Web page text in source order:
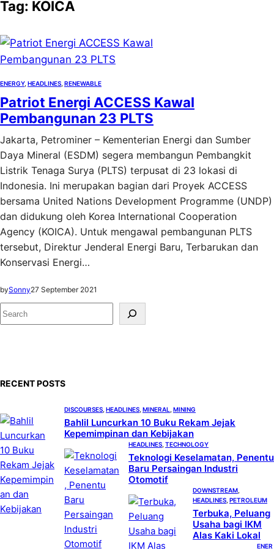
Tag: KOICA
ENERGY, HEADLINES RENEWABLE
Patriot Energi ACCESS Kawal
Pembangunan 23 PLTS
Jakarta, Petrominer – Kementerian Energi dan Sumber
Daya Mineral (ESDM) segera membangun Pembangkit
Listrik Tenaga Surya (PLTS) terpusat di 23 lokasi di
Indonesia. Ini merupakan bagian dari Proyek ACCESS
bersama United Nations Development Programme (UNDP)
dan didukung oleh Korea International Cooperation
Agency (KOICA). Untuk mengawal pembangunan PLTS
tersebut, Direktur Jenderal Energi Baru, Terbarukan dan
Konservasi Energi…
bySonny27 September 2021
S
e
RECENT POSTS
DISCOURSES HEADLINES MINERAL MINING
Bahlil Luncurkan 10 Buku Rekam Jejak
Kepemimpinan dan Kebijakan
HEADLINES TECHNOLOGY
Teknologi Keselamatan, Penentu
Baru Persaingan Industri
Otomotif
DOWNSTREAM
HEADLINES PETROLEUM
Terbuka, Peluang
Usaha bagi IKM
Alas Kaki Lokal
ENER